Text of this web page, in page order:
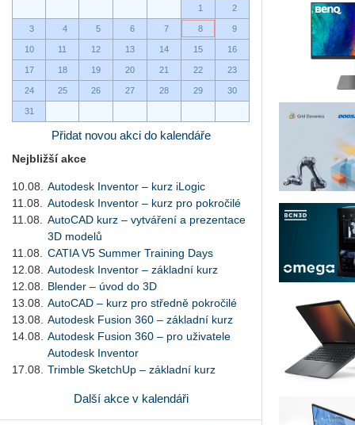
1
2
3 4 5 6 7 8 9
10 11 12 13 14 15 16
17 18 19 20 21 22 23
24 25 26 27 28 29 30
31
Přidat novou akci do kalendáře
Nejbližší akce
10.08.
Autodesk Inventor – kurz iLogic
11.08.
Autodesk Inventor – kurz pro pokročilé
11.08.
AutoCAD kurz – vytváření a prezentace
3D modelů
11.08.
CATIA V5 Summer Training Days
12.08.
Autodesk Inventor – základní kurz
12.08.
Blender – úvod do 3D
13.08.
AutoCAD – kurz pro středně pokročilé
13.08.
Autodesk Fusion 360 – základní kurz
14.08.
Autodesk Fusion 360 – pro uživatele
Autodesk Inventor
17.08.
Trimble SketchUp – základní kurz
Další akce v kalendáři